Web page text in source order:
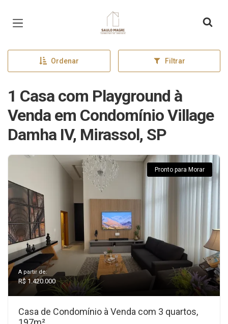
Página inicial
Ordenar Filtrar
1 Casa com Playground à
Venda em Condomínio Village
Damha IV, Mirassol, SP
Pronto para Morar
A partir de:
R$ 1.420.000
Casa de Condomínio à Venda com 3 quartos,